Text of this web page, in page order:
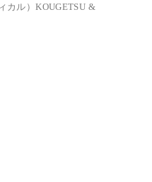
カル）KOUGETSU &